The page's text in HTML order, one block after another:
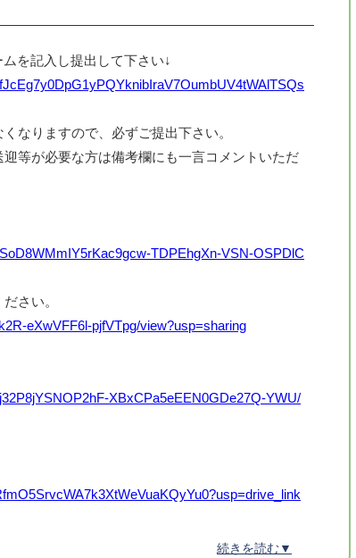
を記入し提出して下さい↓
なりますので、必ずご提出下さい。
等が必要な方は備考欄にも一言コメントいただ
TDPEhgXn-VSN-OSPDlC
さい。
eXwVFF6l-pjfVTpg/view?usp=sharing
XBxCPa5eEEN0GDe27Q-YWU/
正式にエントリー完了となります。続きを読む▼